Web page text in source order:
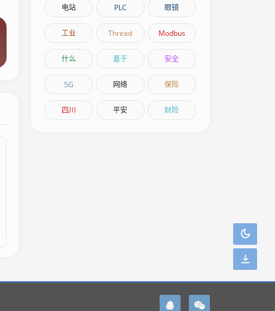
电站 PLC 眼镜
工业 Thread Modbus
什么 基于 安全
5G 网络 保险
四川 平安 财险